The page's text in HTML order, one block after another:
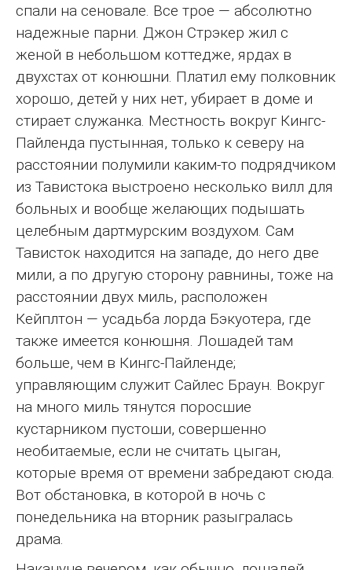
спали на сеновале. Все трое — абсолютно
надежные парни. Джон Стрэкер жил с
женой в небольшом коттедже, ярдах в
двухстах от конюшни. Платил ему полковник
хорошо, детей у них нет, убирает в доме и
стирает служанка. Местность вокруг Кингс-
Пайленда пустынная, только к северу на
расстоянии полумили каким-то подрядчиком
из Тавистока выстроено несколько вилл для
больных и вообще желающих подышать
целебным дартмурским воздухом. Сам
Тависток находится на западе, до него две
мили, а по другую сторону равнины, тоже на
расстоянии двух миль, расположен
Кейплтон — усадьба лорда Бэкуотера, где
также имеется конюшня. Лошадей там
больше, чем в Кингс-Пайленде;
управляющим служит Сайлес Браун. Вокруг
на много миль тянутся поросшие
кустарником пустоши, совершенно
необитаемые, если не считать цыган,
которые время от времени забредают сюда.
Вот обстановка, в которой в ночь с
понедельника на вторник разыгралась
драма.